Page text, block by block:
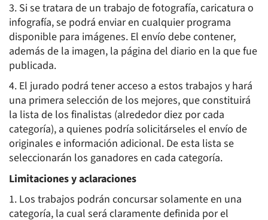
3. Si se tratara de un trabajo de fotografía, caricatura o
infografía, se podrá enviar en cualquier programa
disponible para imágenes. El envío debe contener,
además de la imagen, la página del diario en la que fue
publicada.
4. El jurado podrá tener acceso a estos trabajos y hará
una primera selección de los mejores, que constituirá
la lista de los finalistas (alrededor diez por cada
categoría), a quienes podría solicitárseles el envío de
originales e información adicional. De esta lista se
seleccionarán los ganadores en cada categoría.
Limitaciones y aclaraciones
1. Los trabajos podrán concursar solamente en una
categoría, la cual será claramente definida por el